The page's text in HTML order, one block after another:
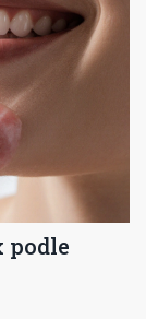
podle